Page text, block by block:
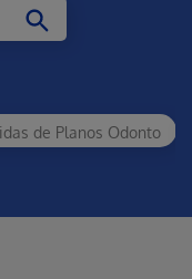
de Planos Odonto